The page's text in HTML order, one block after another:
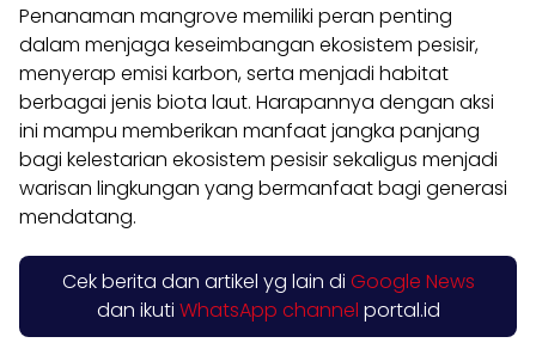
Penanaman mangrove memiliki peran penting
dalam menjaga keseimbangan ekosistem pesisir,
menyerap emisi karbon, serta menjadi habitat
berbagai jenis biota laut. Harapannya dengan aksi
ini mampu memberikan manfaat jangka panjang
bagi kelestarian ekosistem pesisir sekaligus menjadi
warisan lingkungan yang bermanfaat bagi generasi
mendatang.
Cek berita dan artikel yg lain di Google News
dan ikuti WhatsApp channel portal.id